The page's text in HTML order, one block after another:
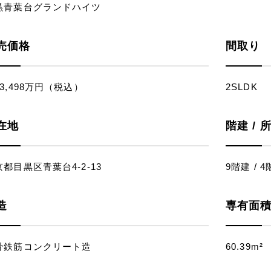
青葉台グランドハイツ
価格
万円（税込）
間取り
2SLDK
地
都目黒区青葉台4-2-13
階建 /
9階建 / 4
鉄筋コンクリート造
専有面積
60.39m²